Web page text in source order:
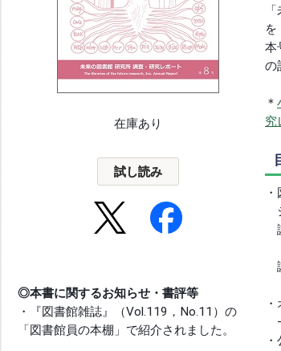
在庫あり
試し読み
◎本書に関するお知らせ・書評等
・『図書館雑誌』（Vol.119，No.11）の
「図書館員の本棚」で紹介されました。
を
本
の
＊
究